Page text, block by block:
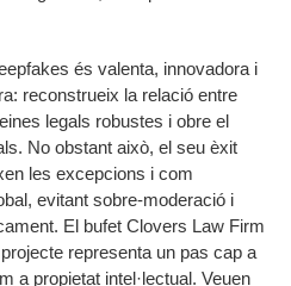
és valenta, innovadora i
reconstrueix la relació entre
legals robustes i obre el
No obstant això, el seu èxit
les excepcions i com
evitant sobre-moderació i
El bufet Clovers Law Firm
representa un pas cap a
a propietat intel·lectual. Veuen